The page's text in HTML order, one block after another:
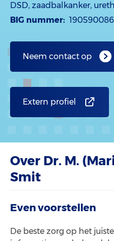
DSD, zaadbalkanker,
BIG nummer:
Neem contact op
Extern profiel
Over Dr. M.
Smit
Even voorstellen
De beste zorg op het